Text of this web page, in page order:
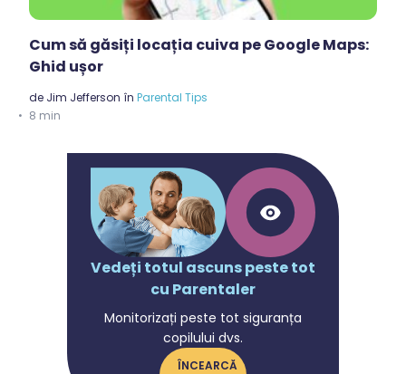
Cum să găsiți locația cuiva pe Google Maps:
Ghid ușor
de Jim Jefferson în Parental Tips
8 min
Vedeți totul ascuns peste tot
cu Parentaler
Monitorizați peste tot siguranța
copilului dvs.
ÎNCEARCĂ